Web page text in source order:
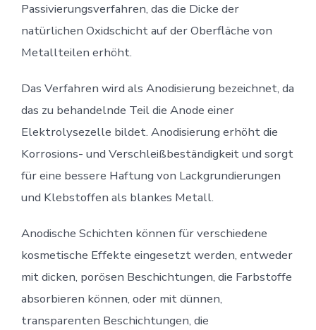
Passivierungsverfahren, das die Dicke der
natürlichen Oxidschicht auf der Oberfläche von
Metallteilen erhöht.
Das Verfahren wird als Anodisierung bezeichnet, da
das zu behandelnde Teil die Anode einer
Elektrolysezelle bildet. Anodisierung erhöht die
Korrosions- und Verschleißbeständigkeit und sorgt
für eine bessere Haftung von Lackgrundierungen
und Klebstoffen als blankes Metall.
Anodische Schichten können für verschiedene
kosmetische Effekte eingesetzt werden, entweder
mit dicken, porösen Beschichtungen, die Farbstoffe
absorbieren können, oder mit dünnen,
transparenten Beschichtungen, die